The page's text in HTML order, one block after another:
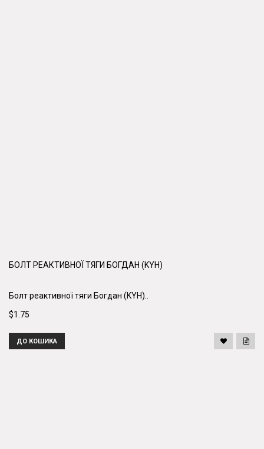
БОЛТ РЕАКТИВНОЇ ТЯГИ БОГДАН (KYH)
Болт реактивної тяги Богдан (KYH)..
$1.75
ДО КОШИКА